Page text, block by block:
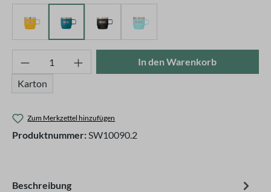
Gelb Petrol SchwarzTürkis
Produkt Anzahl: Gib den gewünschten
Karton
In den Warenkorb
Zum Merkzettel hinzufügen
Produktnummer:SW10090.2
Beschreibung